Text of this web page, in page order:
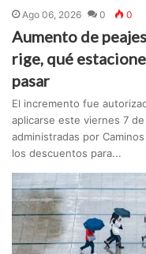
Ago 06, 2026 0 0
Aumento de
rige, qué
pasar
El incremento fue
aplicarse este viernes 7
administradas por
los descuentos para...